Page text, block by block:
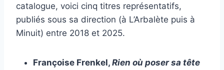
catalogue, voici cinq titres représentatifs,
publiés sous sa direction (à L’Arbalète puis à
Minuit) entre 2018 et 2025.
Françoise Frenkel, Rien où poser sa tête